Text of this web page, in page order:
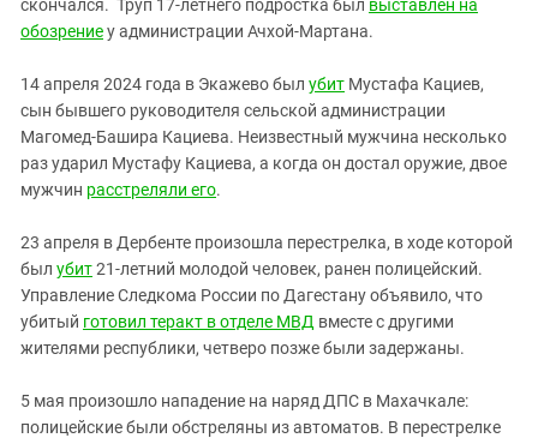
СКФО
Чечня
Южная Осетия
Южный Кавказ
скончался. Труп 17-летнего подростка был выставлен на
обозрениеу администрации Ачхой-Мартана.
14 апреля 2024 года в Экажево был убит Мустафа Кациев,
сын бывшего руководителя сельской администрации
Магомед-Башира Кациева. Неизвестный мужчина несколько
раз ударил Мустафу Кациева, а когда он достал оружие, двое
мужчин расстреляли его.
23 апреля в Дербенте произошла перестрелка, в ходе которой
был убит21-летний молодой человек, ранен полицейский.
Управление Следкома России по Дагестану объявило, что
убитый готовил теракт в отделе МВД вместе с другими
жителями республики, четверо позже были задержаны.
5 мая произошло нападение на наряд ДПС в Махачкале:
полицейские были обстреляны из автоматов. В перестрелке